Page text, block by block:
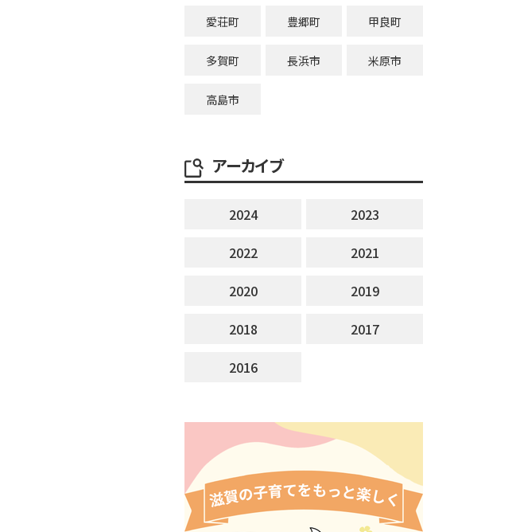
愛荘町 豊郷町 甲良町
多賀町 長浜市 米原市
高島市
アーカイブ
2024
2023
2022
2021
2020
2019
2018
2017
2016